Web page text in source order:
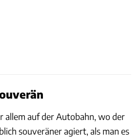
allem auf der Autobahn, wo der
souveräner agiert, als man es